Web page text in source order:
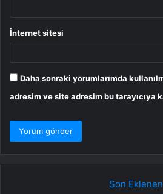
İnternet sitesi
Daha sonraki yorumlarımda
adresim ve site adresim bu tarayıcıya
Son Eklenen